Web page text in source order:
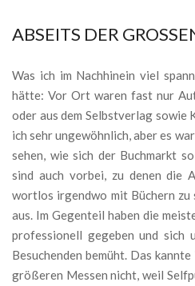
ABSEITS DER
Was ich im Nachhinein viel
hätte: Vor Ort waren fast nur
oder aus dem Selbstverlag sowie
ich sehr ungewöhnlich, aber es
sehen, wie sich der Buchmarkt
sind auch vorbei, zu denen die
wortlos irgendwo mit Büchern
aus. Im Gegenteil haben die
professionell gegeben und sich
Besuchenden bemüht. Das
größeren Messen nicht, weil